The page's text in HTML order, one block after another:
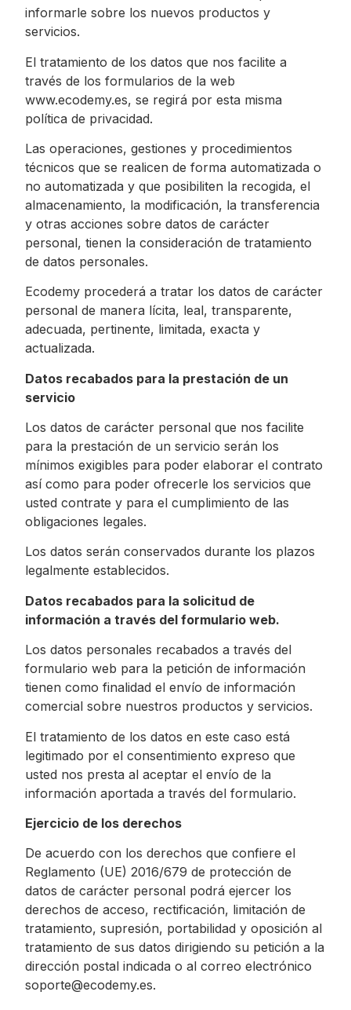
informarle sobre los nuevos productos y
servicios.
El tratamiento de los datos que nos facilite a
través de los formularios de la web
www.ecodemy.es, se regirá por esta misma
política de privacidad.
Las operaciones, gestiones y procedimientos
técnicos que se realicen de forma automatizada o
no automatizada y que posibiliten la recogida, el
almacenamiento, la modificación, la transferencia
y otras acciones sobre datos de carácter
personal, tienen la consideración de tratamiento
de datos personales.
Ecodemy procederá a tratar los datos de carácter
personal de manera lícita, leal, transparente,
adecuada, pertinente, limitada, exacta y
actualizada.
Datos recabados para la prestación de un
servicio
Los datos de carácter personal que nos facilite
para la prestación de un servicio serán los
mínimos exigibles para poder elaborar el contrato
así como para poder ofrecerle los servicios que
usted contrate y para el cumplimiento de las
obligaciones legales.
Los datos serán conservados durante los plazos
legalmente establecidos.
Datos recabados para la solicitud de
información a través del formulario web.
Los datos personales recabados a través del
formulario web para la petición de información
tienen como finalidad el envío de información
comercial sobre nuestros productos y servicios.
El tratamiento de los datos en este caso está
legitimado por el consentimiento expreso que
usted nos presta al aceptar el envío de la
información aportada a través del formulario.
Ejercicio de los derechos
De acuerdo con los derechos que confiere el
Reglamento (UE) 2016/679 de protección de
datos de carácter personal podrá ejercer los
derechos de acceso, rectificación, limitación de
tratamiento, supresión, portabilidad y oposición al
tratamiento de sus datos dirigiendo su petición a la
dirección postal indicada o al correo electrónico
soporte@ecodemy.es.